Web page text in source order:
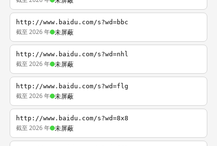
http://www.baidu.com/s?wd=bbc
截至 2026 年 未屏蔽
http://www.baidu.com/s?wd=nhl
截至 2026 年 未屏蔽
http://www.baidu.com/s?wd=flg
截至 2026 年 未屏蔽
http://www.baidu.com/s?wd=8x8
截至 2026 年 未屏蔽